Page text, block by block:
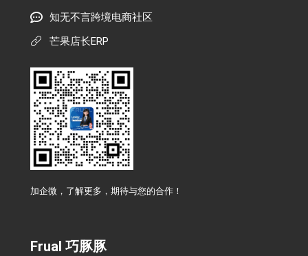
知无不言跨境电商社区
芒果店长ERP
加企微，了解更多，期待与您的合作！
Frual 巧豚豚